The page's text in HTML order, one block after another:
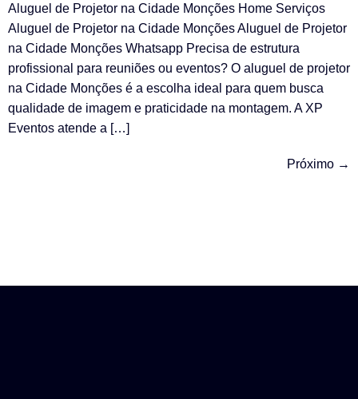
Aluguel de Projetor na Cidade Monções Home Serviços
Aluguel de Projetor na Cidade Monções Aluguel de Projetor
na Cidade Monções Whatsapp Precisa de estrutura
profissional para reuniões ou eventos? O aluguel de projetor
na Cidade Monções é a escolha ideal para quem busca
qualidade de imagem e praticidade na montagem. A XP
Eventos atende a […]
Próximo →